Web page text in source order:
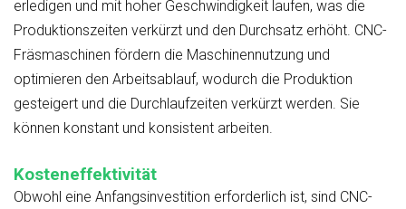
erledigen und mit hoher Geschwindigkeit laufen, was die
Produktionszeiten verkürzt und den Durchsatz erhöht. CNC-
Fräsmaschinen fördern die Maschinennutzung und
optimieren den Arbeitsablauf, wodurch die Produktion
gesteigert und die Durchlaufzeiten verkürzt werden. Sie
können konstant und konsistent arbeiten.
Kosteneffektivität
Obwohl eine Anfangsinvestition erforderlich ist, sind CNC-